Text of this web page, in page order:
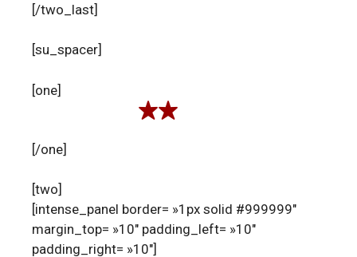
[/two_last]
[su_spacer]
[one]
[/one]
[two]
[intense_panel border= »1px solid #999999″
margin_top= »10″ padding_left= »10″
padding_right= »10″]